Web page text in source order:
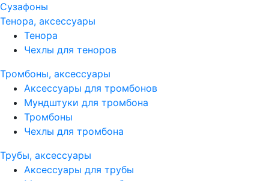
Сузафоны
Тенора, аксессуары
Тенора
Чехлы для теноров
Тромбоны, аксессуары
Аксессуары для тромбонов
Мундштуки для тромбона
Тромбоны
Чехлы для тромбона
Трубы, аксессуары
Аксессуары для трубы